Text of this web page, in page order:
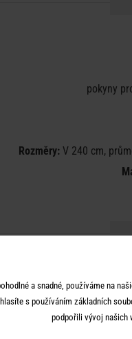
pokyny
Rozměry: V 240 cm,
a snadné, používáme na
s používáním základních
podpořili vývoj našich